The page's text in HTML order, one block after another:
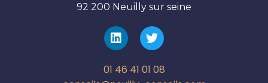
92 200 Neuilly sur seine
01 46 41 01 08